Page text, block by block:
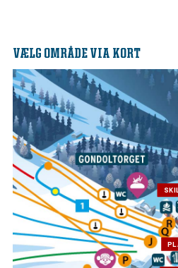
VÆLG OMRÅDE VIA KORT